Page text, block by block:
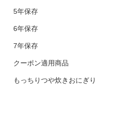
5年保存
6年保存
7年保存
クーポン適用商品
もっちりつや炊きおにぎり